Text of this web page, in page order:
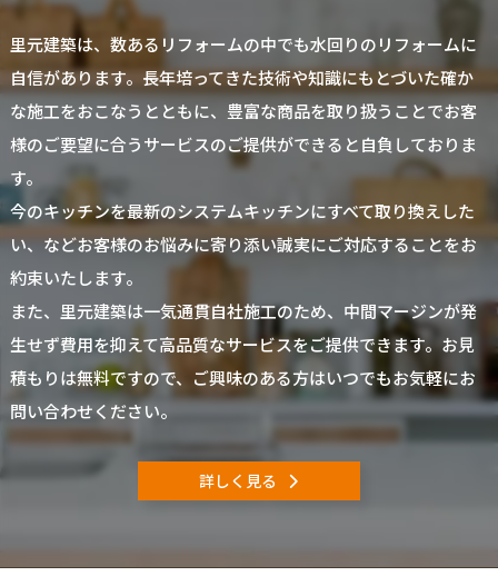
里元建築は、数あるリフォームの中でも水回りのリフォームに
自信があります。長年培ってきた技術や知識にもとづいた確か
な施工をおこなうとともに、豊富な商品を取り扱うことでお客
様のご要望に合うサービスのご提供ができると自負しておりま
す。
今のキッチンを最新のシステムキッチンにすべて取り換えした
い、などお客様のお悩みに寄り添い誠実にご対応することをお
約束いたします。
また、里元建築は一気通貫自社施工のため、中間マージンが発
生せず費用を抑えて高品質なサービスをご提供できます。お見
積もりは無料ですので、ご興味のある方はいつでもお気軽にお
問い合わせください。
詳しく見る